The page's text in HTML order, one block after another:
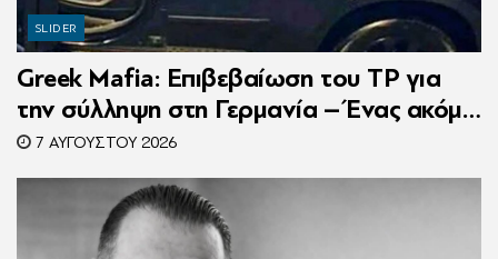
SLIDER
Greek Mafia: Επιβεβαίωση τoυ ΤP για
την σύλληψη στη Γερμανία – Ένας ακόμη
κατηγορούμενος για τον θάνατο του
Ζαμπούνη
7 ΑΥΓΟΎΣΤΟΥ 2026